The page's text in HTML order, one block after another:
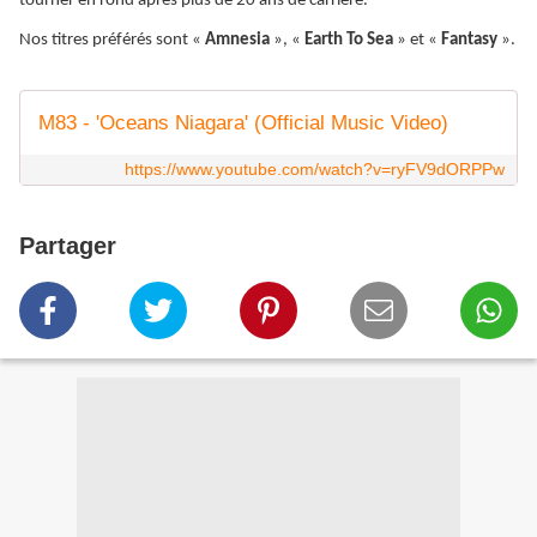
Nos titres préférés sont « Amnesia », « Earth To Sea » et « Fantasy ».
M83 - 'Oceans Niagara' (Official Music Video)
https://www.youtube.com/watch?v=ryFV9dORPPw
Partager